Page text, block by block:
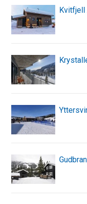
Kvitfjell